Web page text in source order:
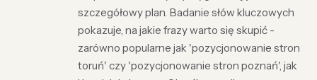
szczegółowy plan. Badanie słów kluczowych
pokazuje, na jakie frazy warto się skupić -
zarówno popularne jak 'pozycjonowanie stron
toruń' czy 'pozycjonowanie stron poznań', jak